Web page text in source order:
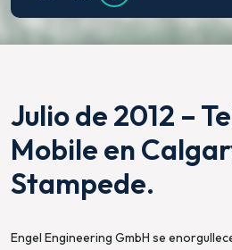
Julio de 2012 –
Mobile en
Stampede.
Engel Engineering GmbH se
Televet Cloud
Telvet para fisiología del rendimiento
Política de Privacidad para la
en Android